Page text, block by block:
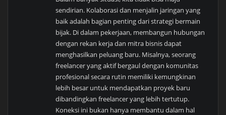
sendirian. Kolaborasi dan menjalin jaringan yang
baik adalah bagian penting dari strategi bermain
bijak. Di dalam pekerjaan, membangun hubungan
dengan rekan kerja dan mitra bisnis dapat
menghasilkan peluang baru. Misalnya, seorang
freelancer yang aktif bergaul dengan komunitas
profesional secara rutin memiliki kemungkinan
lebih besar untuk mendapatkan proyek baru
dibandingkan freelancer yang lebih tertutup.
Koneksi ini bukan hanya membantu dalam hal